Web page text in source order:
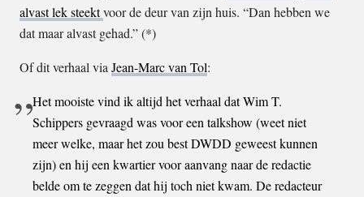
alvast lek steektvoor de deur van zijn huis. “Dan hebben we
dat maar alvast gehad.” (*)
Of dit verhaal via Jean-Marc van Tol:
Het mooiste vind ik altijd het verhaal dat Wim T.
Schippers gevraagd was voor een talkshow (weet niet
meer welke, maar het zou best DWDD geweest kunnen
zijn) en hij een kwartier voor aanvang naar de redactie
belde om te zeggen dat hij toch niet kwam. De redacteur